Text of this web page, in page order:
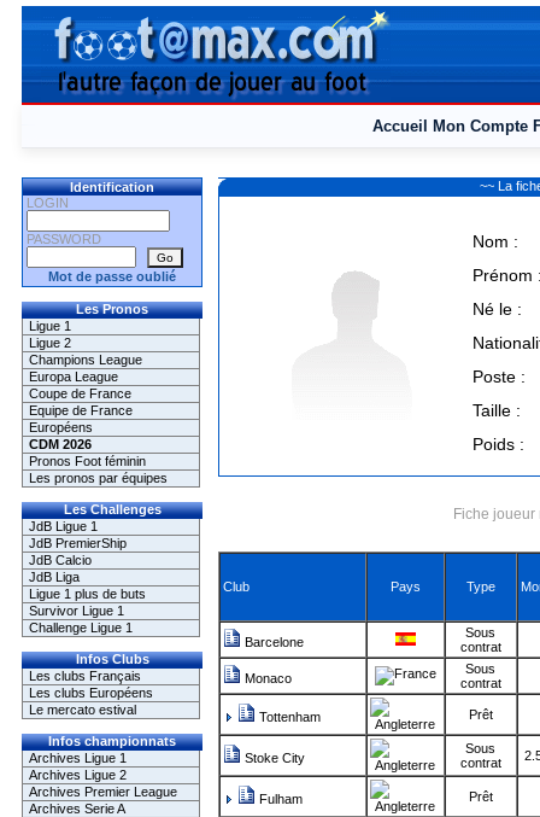
Accueil Mon Compte
Identification
LOGIN
PASSWORD
Mot de passe oublié
Les Pronos
Ligue 1
Ligue 2
Champions League
Europa League
Coupe de France
Equipe de France
Européens
CDM 2026
Pronos Foot féminin
Les pronos par équipes
Les Challenges
JdB Ligue 1
JdB PremierShip
JdB Calcio
JdB Liga
Ligue 1 plus de buts
Survivor Ligue 1
Challenge Ligue 1
Infos Clubs
Les clubs Français
Les clubs Européens
Le mercato estival
Infos championnats
Archives Ligue 1
Archives Ligue 2
Archives Premier League
Archives Serie A
~~ La
Nom :
Prénom
Né le :
Poste :
Taille :
Poids :
Fiche
Club Pays Type
Barcelone
Sous
contrat
Monaco
Sous
contrat
Tottenham Prêt
Stoke City
Sous
contrat
Fulham Prêt